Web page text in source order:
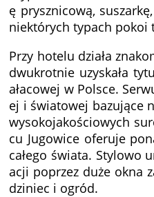
ę prysznicową,
niektórych typach pokoi
Przy hotelu działa
dwukrotnie uzyskała
ałacowej w Polsce.
ej i światowej bazujące
wysokojakościowych
cu Jugowice oferuje
całego świata. Stylowo
acji poprzez duże okna
dziniec i ogród.